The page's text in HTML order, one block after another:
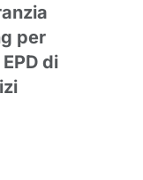
per
di